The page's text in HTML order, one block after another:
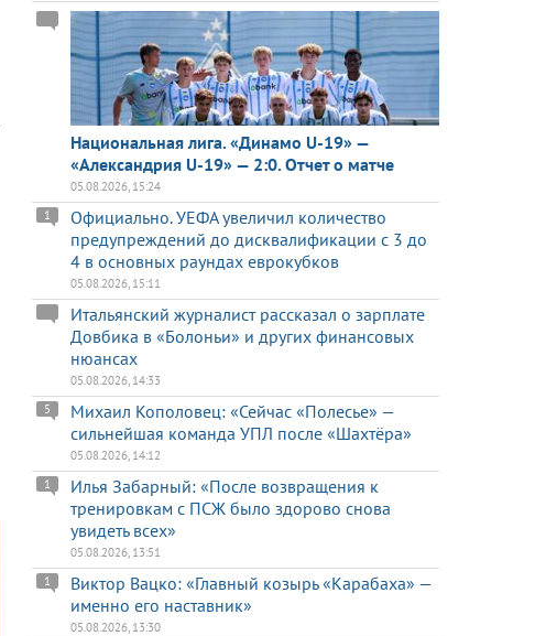
Национальная лига. «Динамо U-19» —
«Александрия U-19» — 2:0. Отчет о матче
05.08.2026, 15:24
Официально. УЕФА увеличил количество
предупреждений до дисквалификации с 3 до
4 в основных раундах еврокубков
1
05.08.2026, 15:11
Итальянский журналист рассказал о зарплате
Довбика в «Болоньи» и других финансовых
нюансах
05.08.2026, 14:33
Михаил Кополовец: «Сейчас «Полесье» —
сильнейшая команда УПЛ после «Шахтёра»
5
05.08.2026, 14:12
Илья Забарный: «После возвращения к
тренировкам с ПСЖ было здорово снова
увидеть всех»
1
05.08.2026, 13:51
Виктор Вацко: «Главный козырь «Карабаха» —
именно его наставник»
1
05.08.2026, 13:30